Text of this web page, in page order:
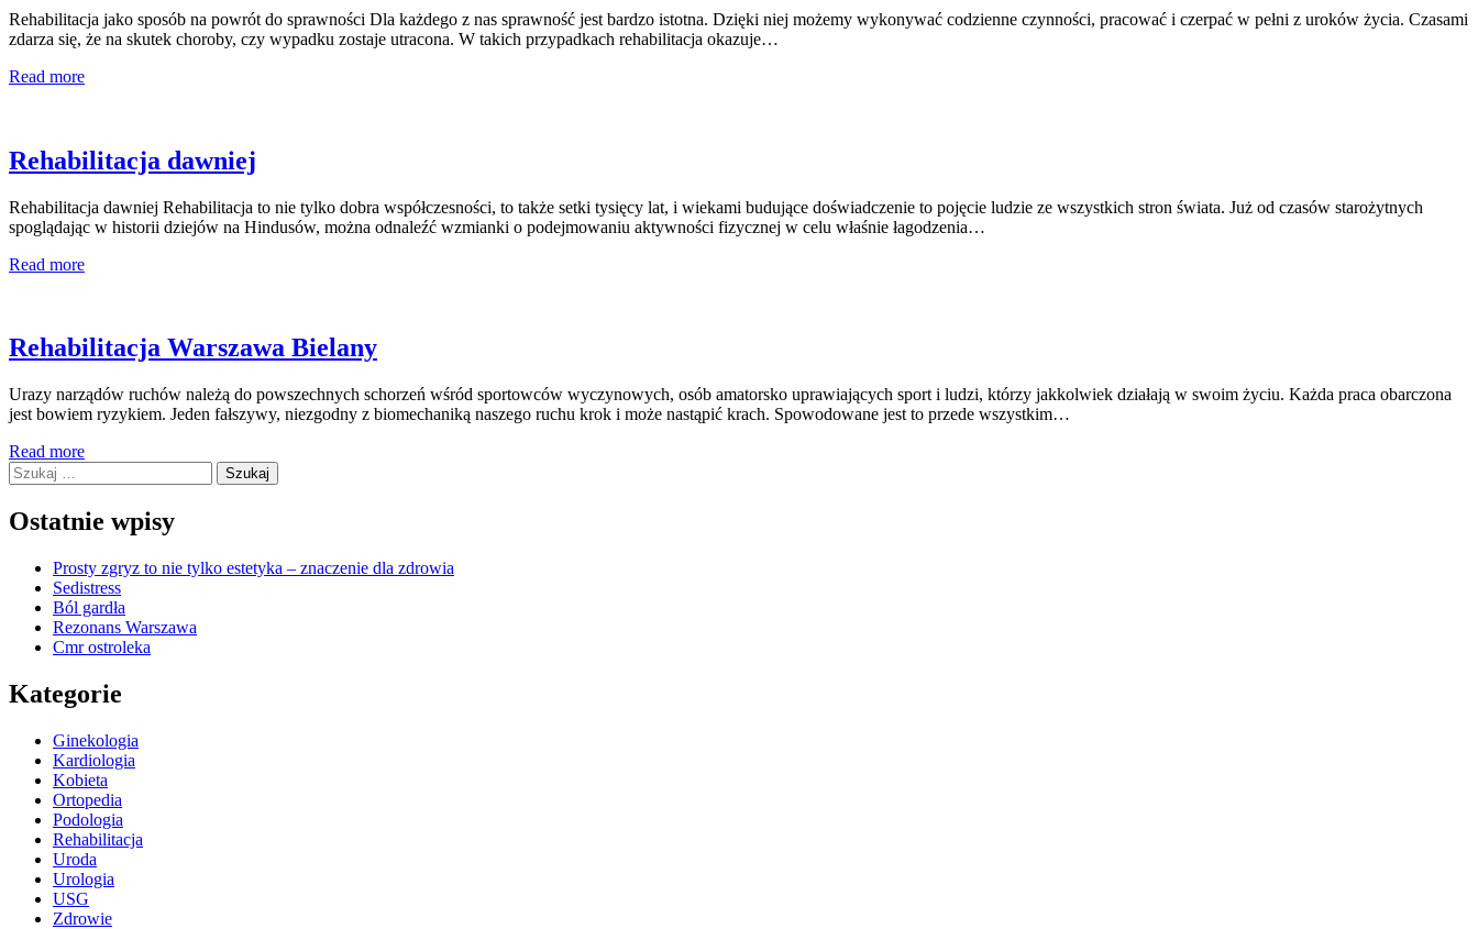
Rehabilitacja jako sposób na powrót do sprawności Dla każdego z nas sprawność jest bardzo istotna. Dzięki niej możemy wykonywać codzienne czynności, pracować i czerpać w pełni z uroków życia. Czasami
zdarza się, że na skutek choroby, czy wypadku zostaje utracona. W takich przypadkach rehabilitacja okazuje…
Read more
Rehabilitacja dawniej
Rehabilitacja dawniej Rehabilitacja to nie tylko dobra współczesności, to także setki tysięcy lat, i wiekami budujące doświadczenie to pojęcie ludzie ze wszystkich stron świata. Już od czasów starożytnych
spoglądając w historii dziejów na Hindusów, można odnaleźć wzmianki o podejmowaniu aktywności fizycznej w celu właśnie łagodzenia…
Read more
Rehabilitacja Warszawa Bielany
Urazy narządów ruchów należą do powszechnych schorzeń wśród sportowców wyczynowych, osób amatorsko uprawiających sport i ludzi, którzy jakkolwiek działają w swoim życiu. Każda praca obarczona
jest bowiem ryzykiem. Jeden fałszywy, niezgodny z biomechaniką naszego ruchu krok i może nastąpić krach. Spowodowane jest to przede wszystkim…
Read more
Szukaj:
Ostatnie wpisy
Prosty zgryz to nie tylko estetyka – znaczenie dla zdrowia
Sedistress
Ból gardła
Rezonans Warszawa
Cmr ostroleka
Kategorie
Ginekologia
Kardiologia
Kobieta
Ortopedia
Podologia
Rehabilitacja
Uroda
Urologia
USG
Zdrowie